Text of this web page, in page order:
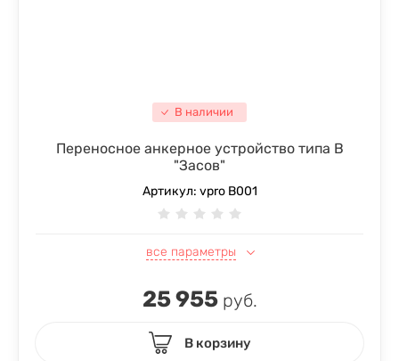
В наличии
Переносное анкерное устройство типа В
"Засов"
Артикул: vpro B001
все параметры
25 955руб.
В корзину